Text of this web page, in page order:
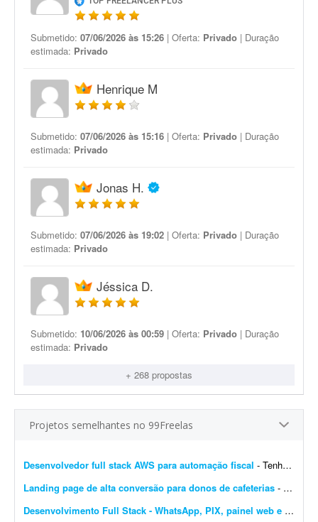
Submetido: 07/06/2026 às 15:26 | Oferta: Privado | Duração
estimada: Privado
Henrique M
Submetido: 07/06/2026 às 15:16 | Oferta: Privado | Duração
estimada: Privado
Jonas H.
Submetido: 07/06/2026 às 19:02 | Oferta: Privado | Duração
estimada: Privado
Jéssica D.
Submetido: 10/06/2026 às 00:59 | Oferta: Privado | Duração
estimada: Privado
+ 268 propostas
Projetos semelhantes no 99Freelas
Desenvolvedor full stack AWS para automação fiscal - Tenho uma plataforma de automação fiscal rodando em AWS - ela pega os dados do sistema do cliente, calcula os impostos e emite a nota fiscal automaticamente. Preciso de alguém...
Landing page de alta conversão para donos de cafeterias - Sou gestor de tráfego especializado em cafeterias e cafés e preciso de uma landing page de alta conversão para captar leads (donos de cafeterias) que chegam pelos meus an&uacut...
Desenvolvimento Full Stack - WhatsApp, PIX, painel web e automação